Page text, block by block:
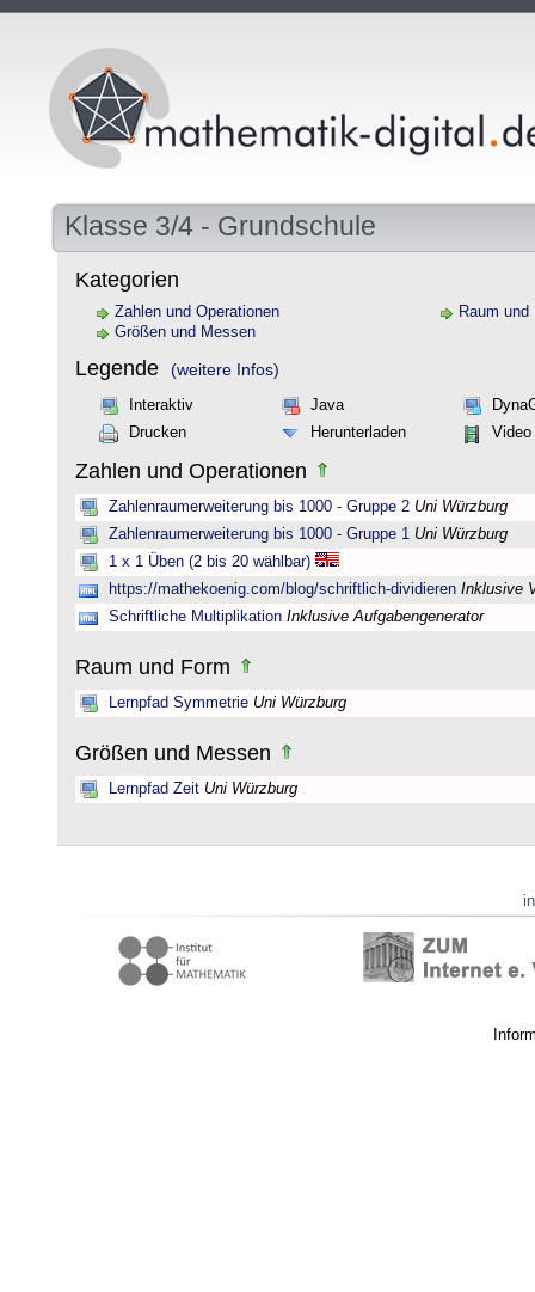
Klasse 3/4 - Grundschule
Kategorien
Zahlen und Operationen
Raum und
Größen und Messen
Legende (weitere Infos)
Interaktiv Java
Drucken
Herunterladen Video
Zahlen und Operationen
Zahlenraumerweiterung bis 1000 - Gruppe 2 Uni Würzburg
Zahlenraumerweiterung bis 1000 - Gruppe 1 Uni Würzburg
1 x 1 Üben (2 bis 20 wählbar)
https://mathekoenig.com/blog/schriftlich-dividieren Inklusive
Schriftliche Multiplikation Inklusive Aufgabengenerator
Raum und Form
Lernpfad Symmetrie Uni Würzburg
Größen und Messen
Lernpfad Zeit Uni Würzburg